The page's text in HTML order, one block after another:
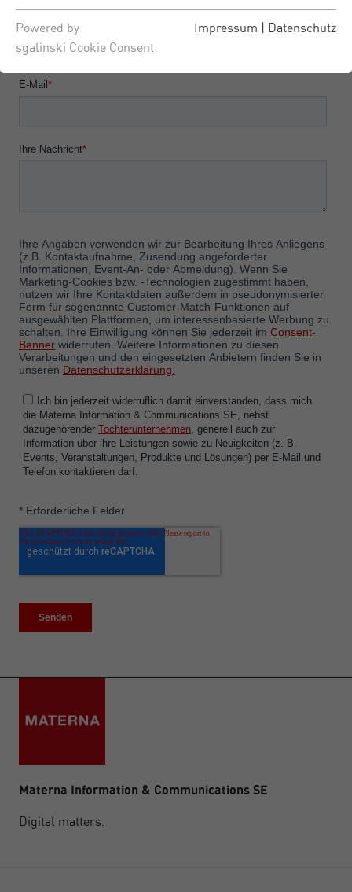
Powered by
sgalinski Cookie Consent
Impressum | Datenschutz
Materna Information & Communications SE
Digital matters.